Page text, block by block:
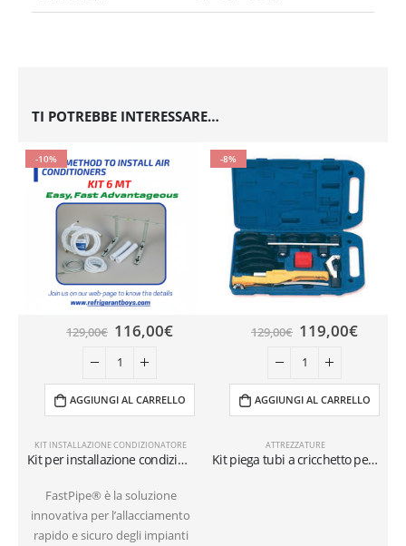
TI POTREBBE INTERESSARE…
-10%
KIT INSTALLAZIONE CONDIZIONATORE
Kit per installazione condizionatori a muro con tubi da 6 metri 1/4″+3/8″SAE
FastPipe® è la soluzione
innovativa per l’allacciamento
rapido e sicuro degli impianti
129,00€ 116,00€
AGGIUNGI AL CARRELLO
-8%
ATTREZZATURE
Kit piega tubi a cricchetto per tubi in millimetri
129,00€ 119,00€
AGGIUNGI AL CARRELLO